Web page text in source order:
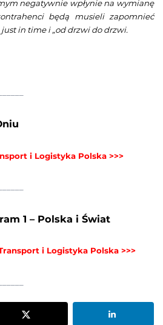
negatywnie wpłynie na wymianę
będą musieli zapomnieć
in time i „od drzwi do drzwi.
i Logistyka Polska >>>
1 – Polska i Świat
i Logistyka Polska >>>